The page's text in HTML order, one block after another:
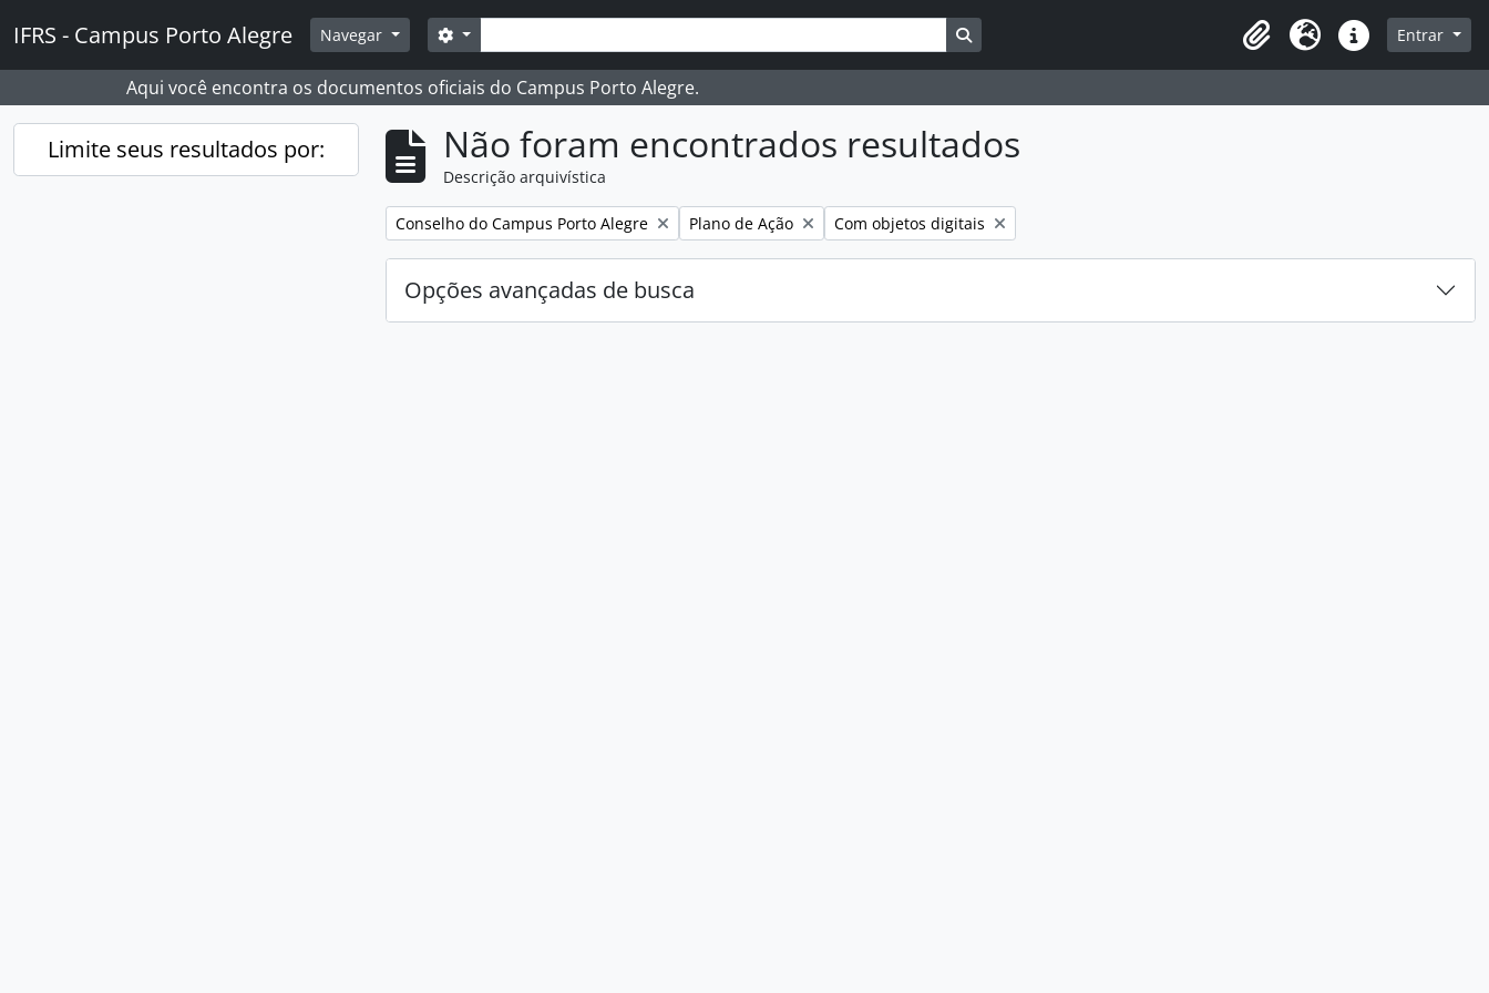
IFRS - Campus Porto Alegre Navegar Buscar
Opções de busca Busque na página de navegação
Idioma Atalhos Entrar
Aqui você encontra os documentos oficiais do Campus Porto Alegre.
Limite seus resultados por: Não foram encontrados resultados
Descrição arquivística
Remover filtro:
Conselho do Campus Porto Alegre Remover filtro:
Plano de Ação Remover filtro:
Com objetos digitais
Opções avançadas de busca